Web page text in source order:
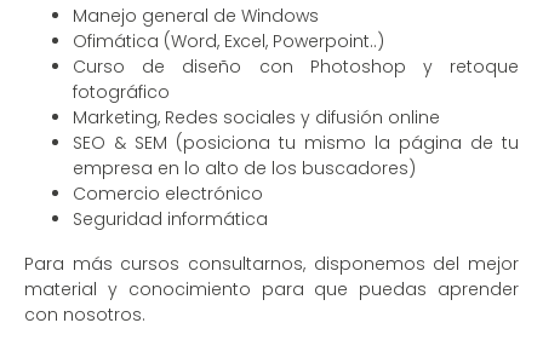
Manejo general de Windows
Ofimática (Word, Excel, Powerpoint..)
Curso de diseño con Photoshop y retoque
fotográfico
Marketing, Redes sociales y difusión online
SEO & SEM (posiciona tu mismo la página de tu
empresa en lo alto de los buscadores)
Comercio electrónico
Seguridad informática
Para más cursos consultarnos, disponemos del mejor
material y conocimiento para que puedas aprender
con nosotros.